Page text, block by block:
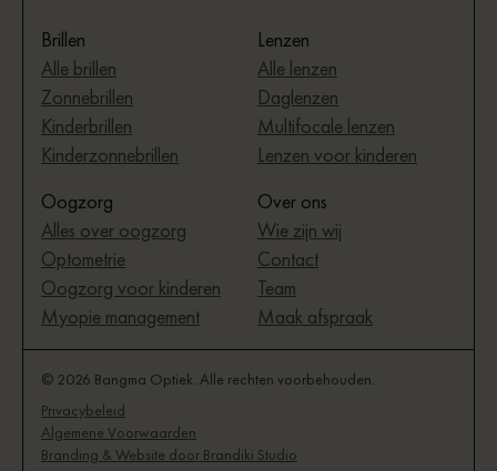
Brillen
Alle brillen
Zonnebrillen
Kinderbrillen
Kinderzonnebrillen
Lenzen
Alle lenzen
Daglenzen
Multifocale lenzen
Lenzen voor kinderen
Oogzorg
Alles over oogzorg
Optometrie
Oogzorg voor kinderen
Myopie management
Over ons
Wie zijn wij
Contact
Team
Maak afspraak
© 2026 Bangma Optiek. Alle rechten voorbehouden.
Privacybeleid
Algemene Voorwaarden
Branding & Website door Brandiki Studio